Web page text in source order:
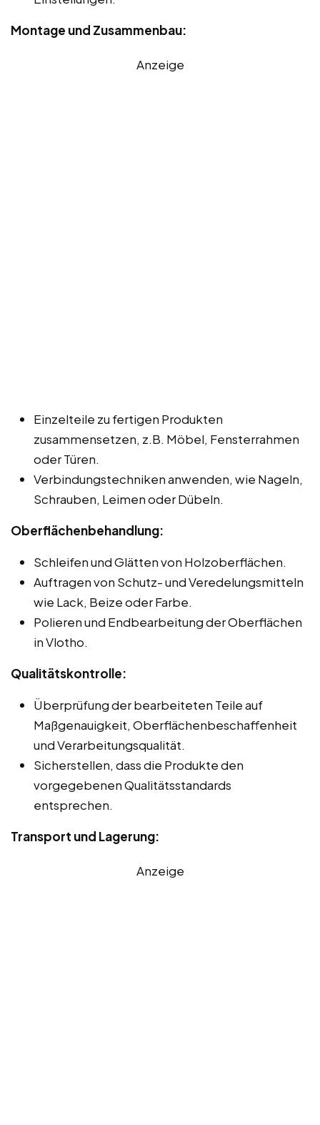
Montage und Zusammenbau:
Anzeige
Einzelteile zu fertigen Produkten
zusammensetzen, z.B. Möbel, Fensterrahmen
oder Türen.
Verbindungstechniken anwenden, wie Nageln,
Schrauben, Leimen oder Dübeln.
Oberflächenbehandlung:
Schleifen und Glätten von Holzoberflächen.
Auftragen von Schutz- und Veredelungsmitteln
wie Lack, Beize oder Farbe.
Polieren und Endbearbeitung der Oberflächen
in Vlotho.
Qualitätskontrolle:
Überprüfung der bearbeiteten Teile auf
Maßgenauigkeit, Oberflächenbeschaffenheit
und Verarbeitungsqualität.
Sicherstellen, dass die Produkte den
vorgegebenen Qualitätsstandards
entsprechen.
Transport und Lagerung:
Anzeige